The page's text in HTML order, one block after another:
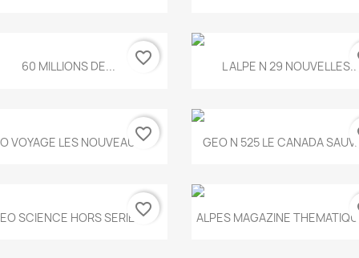
Aperçu rapide
60 MILLIONS DE... favorite_border Aperçu rapide
L ALPE N 29 NOUVELLES...
Aperçu rapide
VOYAGE LES NOUVEAUX...
favorite_border Aperçu rapide
GEO N 525 LE CANADA
Aperçu rapide
SCIENCE HORS SERIE...
favorite_border Aperçu rapide
ALPES MAGAZINE